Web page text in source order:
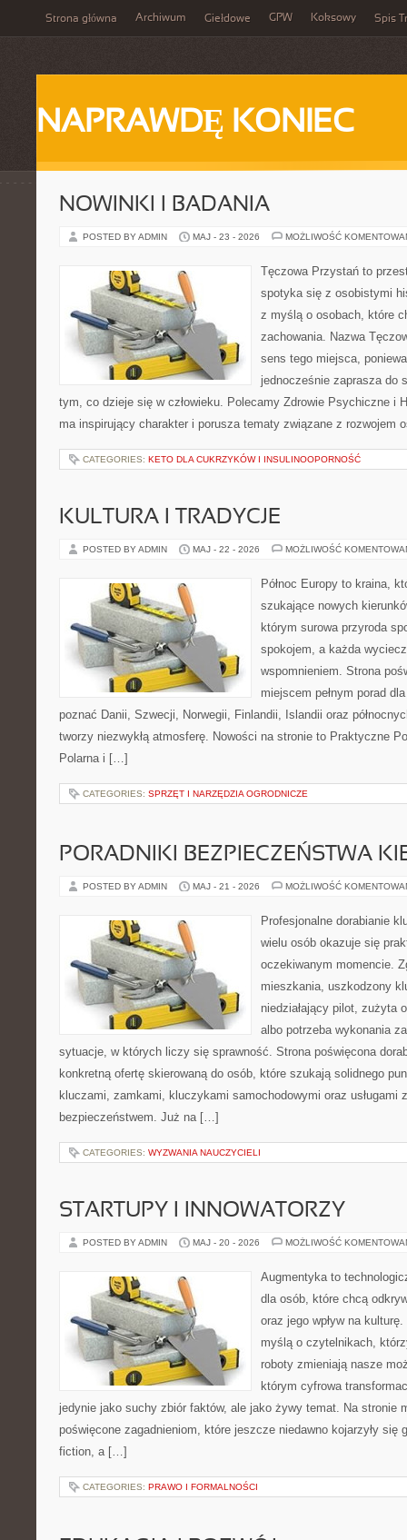
Strona główna Archiwum Giełdowe GPW Koksowy Spis
NAPRAWDĘ KONIEC
NOWINKI I BADANIA
POSTED BY ADMIN MAJ - 23 - 2026 MOŻLIWOŚĆ
Tęczowa Przystań to
spotyka się z osobistymi
z myślą o osobach, które
zachowania. Nazwa
sens tego miejsca,
jednocześnie zaprasza do
tym, co dzieje się w człowieku. Polecamy Zdrowie Psychiczne i
ma inspirujący charakter i porusza tematy związane z
CATEGORIES: KETO DLA CUKRZYKÓW I INSULINOOPORNOŚĆ
KULTURA I TRADYCJE
POSTED BY ADMIN MAJ - 22 - 2026 MOŻLIWOŚĆ
Północ Europy to kraina,
szukające nowych
którym surowa przyroda
spokojem, a każda
wspomnieniem. Strona
miejscem pełnym porad
poznać Danii, Szwecji, Norwegii, Finlandii, Islandii oraz
tworzy niezwykłą atmosferę. Nowości na stronie to Praktyczne
Polarna i […]
CATEGORIES: SPRZĘT I NARZĘDZIA OGRODNICZE
PORADNIKI BEZPIECZEŃSTWA
POSTED BY ADMIN MAJ - 21 - 2026 MOŻLIWOŚĆ
Profesjonalne dorabianie
wielu osób okazuje się
oczekiwanym momencie.
mieszkania, uszkodzony
niedziałający pilot, zużyta
albo potrzeba wykonania
sytuacje, w których liczy się sprawność. Strona poświęcona
konkretną ofertę skierowaną do osób, które szukają solidnego
kluczami, zamkami, kluczykami samochodowymi oraz usługami
bezpieczeństwem. Już na […]
CATEGORIES: WYZWANIA NAUCZYCIELI
STARTUPY I INNOWATORZY
POSTED BY ADMIN MAJ - 20 - 2026 MOŻLIWOŚĆ
Augmentyka to
dla osób, które chcą
oraz jego wpływ na
myślą o czytelnikach,
roboty zmieniają nasze
którym cyfrowa
jedynie jako suchy zbiór faktów, ale jako żywy temat. Na stronie
poświęcone zagadnieniom, które jeszcze niedawno kojarzyły się
fiction, a […]
CATEGORIES: PRAWO I FORMALNOŚCI